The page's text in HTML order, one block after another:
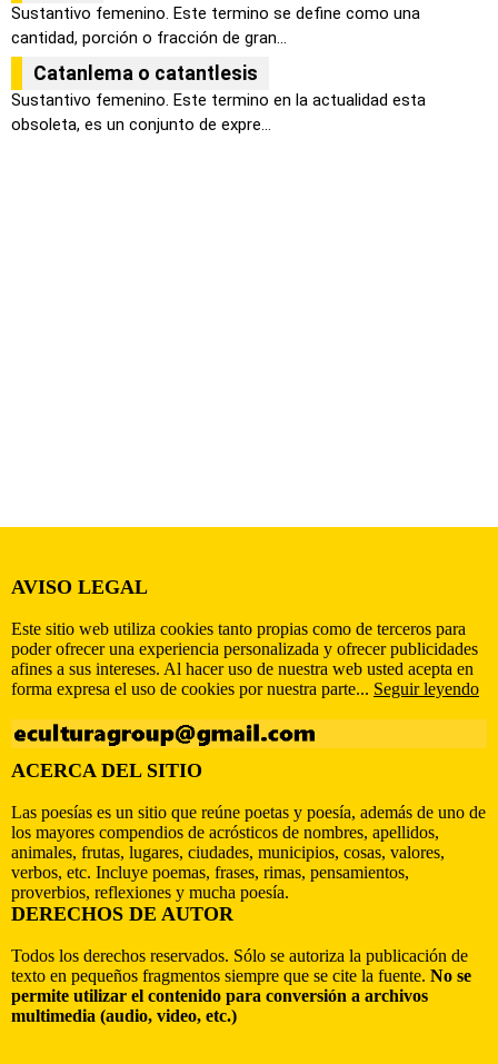
Sustantivo femenino. Este termino se define como una
cantidad, porción o fracción de gran...
Catanlema o catantlesis
Sustantivo femenino. Este termino en la actualidad esta
obsoleta, es un conjunto de expre...
AVISO LEGAL
Este sitio web utiliza cookies tanto propias como de terceros para
poder ofrecer una experiencia personalizada y ofrecer publicidades
afines a sus intereses. Al hacer uso de nuestra web usted acepta en
forma expresa el uso de cookies por nuestra parte... Seguir leyendo
ACERCA DEL SITIO
Las poesías es un sitio que reúne poetas y poesía, además de uno de
los mayores compendios de acrósticos de nombres, apellidos,
animales, frutas, lugares, ciudades, municipios, cosas, valores,
verbos, etc. Incluye poemas, frases, rimas, pensamientos,
proverbios, reflexiones y mucha poesía.
DERECHOS DE AUTOR
Todos los derechos reservados. Sólo se autoriza la publicación de
texto en pequeños fragmentos siempre que se cite la fuente. No se
permite utilizar el contenido para conversión a archivos
multimedia (audio, video, etc.)